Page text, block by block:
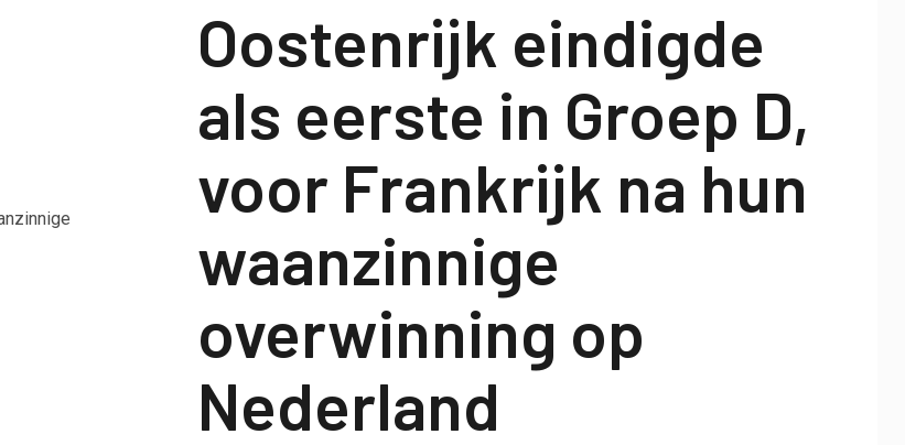
Oostenrijk eindigde
als eerste in Groep D,
voor Frankrijk na hun
waanzinnige
overwinning op
Nederland